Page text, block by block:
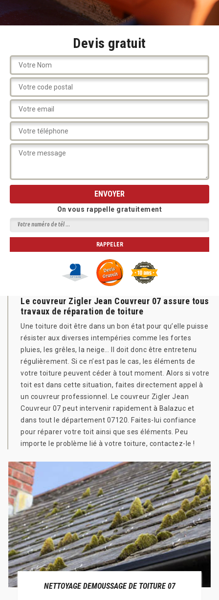
Devis gratuit
On vous rappelle gratuitement
Le couvreur Zigler Jean Couvreur 07 assure tous
travaux de réparation de toiture
Une toiture doit être dans un bon état pour qu’elle puisse
résister aux diverses intempéries comme les fortes
pluies, les grêles, la neige… Il doit donc être entretenu
régulièrement. Si ce n’est pas le cas, les éléments de
votre toiture peuvent céder à tout moment. Alors si votre
toit est dans cette situation, faites directement appel à
un couvreur professionnel. Le couvreur Zigler Jean
Couvreur 07 peut intervenir rapidement à Balazuc et
dans tout le département 07120. Faites-lui confiance
pour réparer votre toit ainsi que ses éléments. Peu
importe le problème lié à votre toiture, contactez-le !
NETTOYAGE DEMOUSSAGE DE TOITURE 07